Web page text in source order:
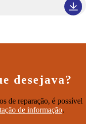
desejava?
de reparação, é possível
de informação.